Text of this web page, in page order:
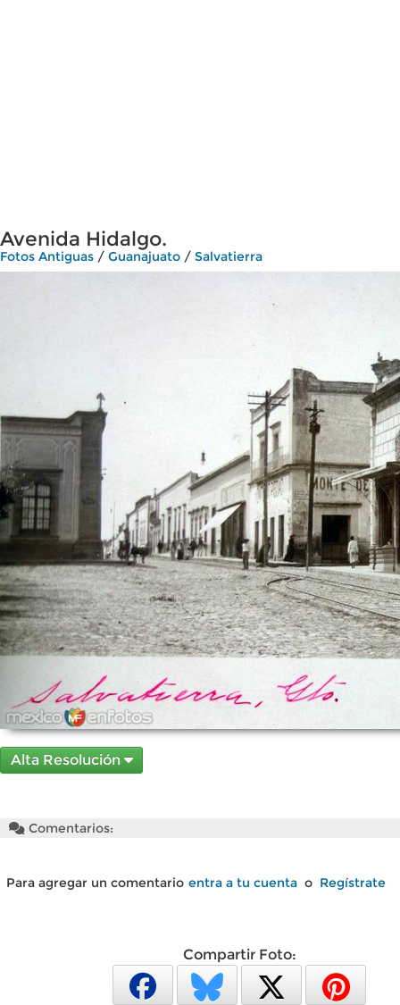
Avenida Hidalgo.
Fotos Antiguas / Guanajuato / Salvatierra
Alta Resolución
Comentarios:
Para agregar un comentario entra a tu cuenta o Regístrate
Compartir Foto: